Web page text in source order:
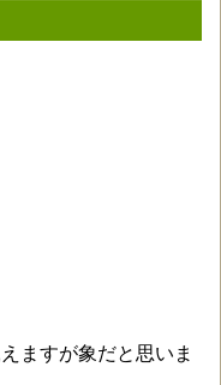
ますが象だと思いま